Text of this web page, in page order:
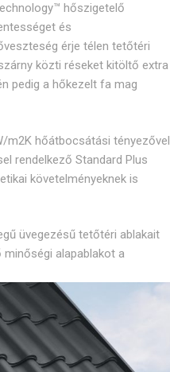
hőszigetelő
és
érje télen tetőtéri
közti réseket kitöltő extra
pedig a hőkezelt fa mag
m2K hőátbocsátási tényezővel
rendelkező Standard Plus
követelményeknek is
üvegezésű tetőtéri ablakait
alapablakot a